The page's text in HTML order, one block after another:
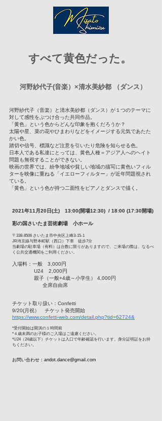
​すべて黄色だった。
河野紗代子(音楽）×清水美紗都 （ダンス）
河野紗代子（音楽）と清水美紗都（ダンス）が１つのテーマに
対して感性をぶつけ合った共同作品。
「黄色」という色からどんな印象を抱くだろうか？
太陽や星、菜の花やひまわりなどをイメージする元気であたた
かい色。
踏切や信号、標識など注意を引いたり危険を知らせる色。
日本人である私達にとっては、黄色人種＝アジア人へのヘイト
問題も無視することができない。
映画の世界では、紛争地域や貧しい地域の描写に黄色いフィル
ターを映像に重ねる「イエローフィルター」が近年問題視され
ている。
「黄色」という色が持つ二面性をピアノとダンスで描く。
2021年11月20日(土) 13:00(開場12:30) / 18:00 (17:30開場)
彩の国さいたま芸術劇場 小ホール
〒338-8506 さいたま市中央区上峰3-15-1
JR埼京線与野本町駅（西口）下車 徒歩7分
当劇場の駐車場（有料）は台数に限りがありますので、ご来場の際は、なるべ
く公共交通機関をご利用ください。
入場料：一般 3,000円
U24 2,000円
親子（一般+4歳～小学生） 4,000円
全席自由席
チケット取り扱い：Confetti
9/20(月祝） チケット発売開始
https://www.confetti-web.com/detail.php?tid=62724&
*受付開始は開演の１時間前
*４歳未満のお子様のご入場はご遠慮ください。
*U24（24歳以下）チケットは入口で年齢確認を行います。身分証明証をお持
ちください。
お問い合わせ： andot.dance@gmail.com